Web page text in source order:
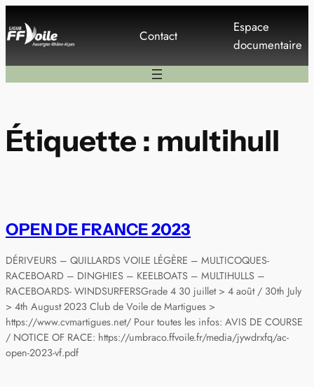
au
contenu
Contact
Espace
documentaire
Étiquette : multihull
OPEN DE FRANCE 2023
DÉRIVEURS – QUILLARDS VOILE LÉGÈRE – MULTICOQUES-
RACEBOARD – DINGHIES – KEELBOATS – MULTIHULLS –
RACEBOARDS- WINDSURFERSGrade 4 30 juillet > 4 août / 30th July
> 4th August 2023 Club de Voile de Martigues >
https://www.cvmartigues.net/ Pour toutes les infos: AVIS DE COURSE
/ NOTICE OF RACE: https://umbraco.ffvoile.fr/media/jywdrxfq/ac-
open-2023-vf.pdf